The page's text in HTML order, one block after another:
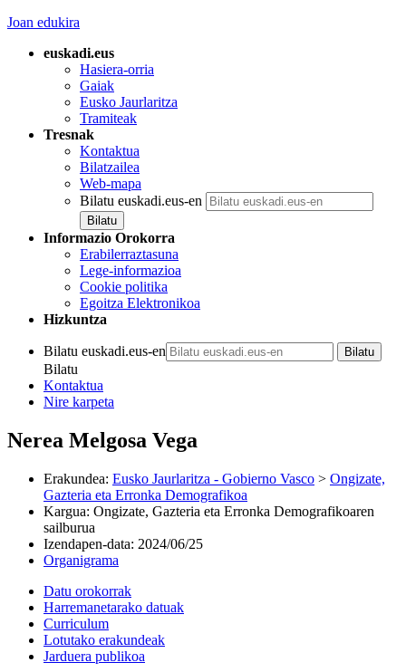
Joan edukira
euskadi.eus
Hasiera-orria
Gaiak
Eusko Jaurlaritza
Tramiteak
Tresnak
Kontaktua
Bilatzailea
Web-mapa
Bilatu euskadi.eus-en
Informazio Orokorra
Erabilerraztasuna
Lege-informazioa
Cookie politika
Egoitza Elektronikoa
Hizkuntza
Bilatu euskadi.eus-en
Bilatu
Kontaktua
Nire karpeta
Nerea Melgosa Vega
Erakundea: Eusko Jaurlaritza - Gobierno Vasco > Ongizate,
Gazteria eta Erronka Demografikoa
Kargua: Ongizate, Gazteria eta Erronka Demografikoaren
sailburua
Izendapen-data: 2024/06/25
Organigrama
Datu orokorrak
Harremanetarako datuak
Curriculum
Lotutako erakundeak
Jarduera publikoa